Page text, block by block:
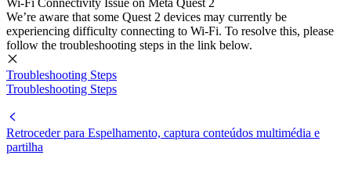
Wi-Fi Connectivity Issue on Meta Quest 2
We’re aware that some Quest 2 devices may currently be
experiencing difficulty connecting to Wi-Fi. To resolve this, please
follow the troubleshooting steps in the link below.
Troubleshooting Steps
Troubleshooting Steps
Retroceder para Espelhamento, captura conteúdos multimédia e
partilha